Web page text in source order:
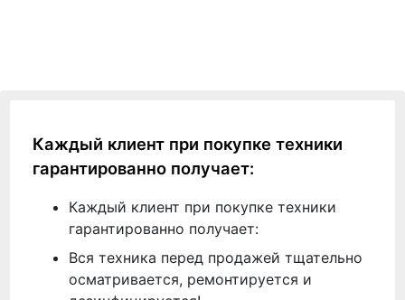
Каждый клиент при покупке техники
гарантированно получает:
Каждый клиент при покупке техники
гарантированно получает:
Вся техника перед продажей тщательно
осматривается, ремонтируется и